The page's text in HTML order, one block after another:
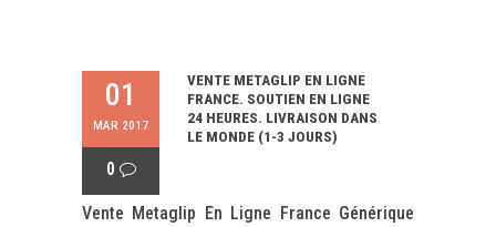
01
MAR 2017
0
VENTE METAGLIP EN LIGNE
FRANCE. SOUTIEN EN LIGNE
24 HEURES. LIVRAISON DANS
LE MONDE (1-3 JOURS)
Vente Metaglip En Ligne France Générique